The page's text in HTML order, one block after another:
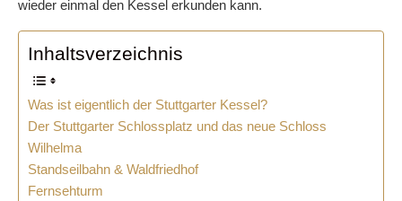
wieder einmal den Kessel erkunden kann.
Inhaltsverzeichnis
Was ist eigentlich der Stuttgarter Kessel?
Der Stuttgarter Schlossplatz und das neue Schloss
Wilhelma
Standseilbahn & Waldfriedhof
Fernsehturm